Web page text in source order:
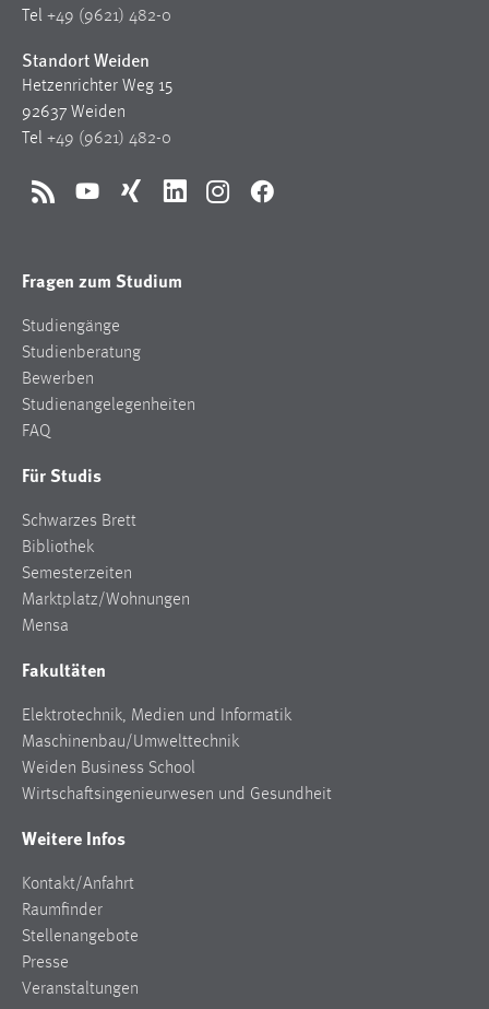
Tel +49 (9621) 482-0
Standort Weiden
Hetzenrichter Weg 15
92637 Weiden
Tel +49 (9621) 482-0
RSS YouTubeXing LinkedInInstagramFacebook
Fragen zum Studium
Studiengänge
Studienberatung
Bewerben
Studienangelegenheiten
FAQ
Für Studis
Schwarzes Brett
Bibliothek
Semesterzeiten
Marktplatz/Wohnungen
Mensa
Fakultäten
Elektrotechnik, Medien und Informatik
Maschinenbau/Umwelttechnik
Weiden Business School
Wirtschaftsingenieurwesen und Gesundheit
Weitere Infos
Kontakt/Anfahrt
Raumfinder
Stellenangebote
Presse
Veranstaltungen